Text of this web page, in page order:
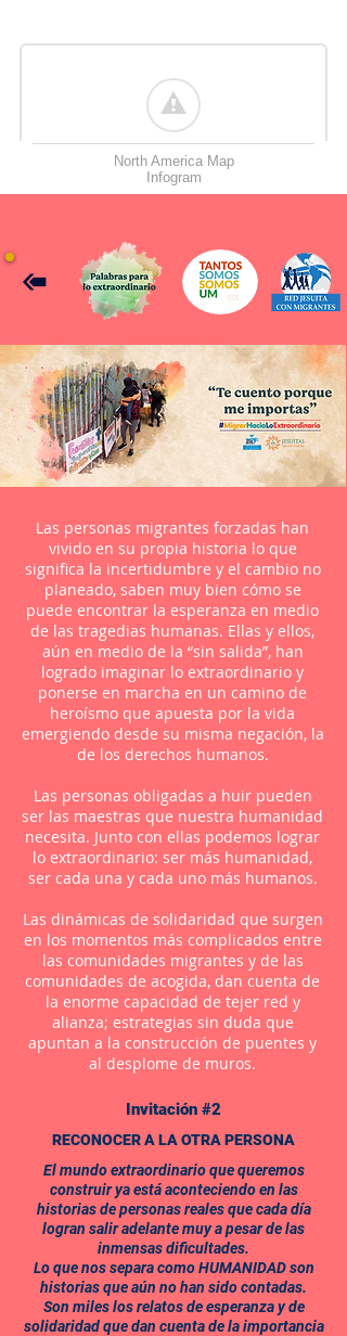
North America Map
Infogram
Las personas migrantes forzadas han
vivido en su propia historia lo que
significa la incertidumbre y el cambio no
planeado, saben muy bien cómo se
puede encontrar la esperanza en medio
de las tragedias humanas. Ellas y ellos,
aún en medio de la “sin salida”, han
logrado imaginar lo extraordinario y
ponerse en marcha en un camino de
heroísmo que apuesta por la vida
emergiendo desde su misma negación, la
de los derechos humanos.
Las personas obligadas a huir pueden
ser las maestras que nuestra humanidad
necesita. Junto con ellas podemos lograr
lo extraordinario: ser más humanidad,
ser cada una y cada uno más humanos.
Las dinámicas de solidaridad que surgen
en los momentos más complicados entre
las comunidades migrantes y de las
comunidades de acogida, dan cuenta de
la enorme capacidad de tejer red y
alianza; estrategias sin duda que
apuntan a la construcción de puentes y
al desplome de muros.
Invitación #2
RECONOCER A LA OTRA PERSONA
El mundo extraordinario que queremos
construir ya está aconteciendo en las
historias de personas reales que cada día
logran salir adelante muy a pesar de las
inmensas dificultades.
Lo que nos separa como HUMANIDAD son
historias que aún no han sido contadas.
Son miles los relatos de esperanza y de
solidaridad que dan cuenta de la importancia